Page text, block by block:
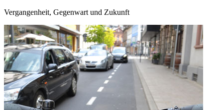
Vergangenheit, Gegenwart und Zukunft